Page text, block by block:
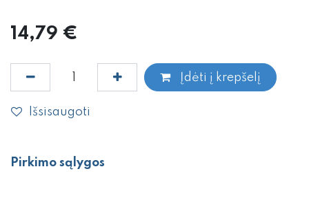
14,79 €
Įdėti į krepšelį
Išsisaugoti
Pirkimo sąlygos